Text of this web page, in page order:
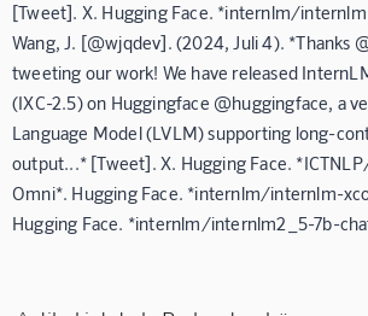
[Tweet]. X. Hugging Face. *internlm/
Wang, J. [@wjqdev]. (2024, Juli 4). *Thanks
tweeting our work! We have released
(IXC-2.5) on Huggingface @huggingface, a
Language Model (LVLM) supporting long-
output...* [Tweet]. X. Hugging Face.
Omni*. Hugging Face. *internlm/internlm-
Hugging Face. *internlm/internlm2_5-7b-